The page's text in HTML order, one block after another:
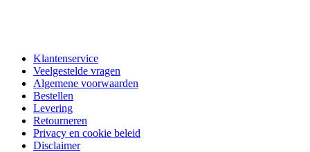
Klantenservice
Veelgestelde vragen
Algemene voorwaarden
Bestellen
Levering
Retourneren
Privacy en cookie beleid
Disclaimer